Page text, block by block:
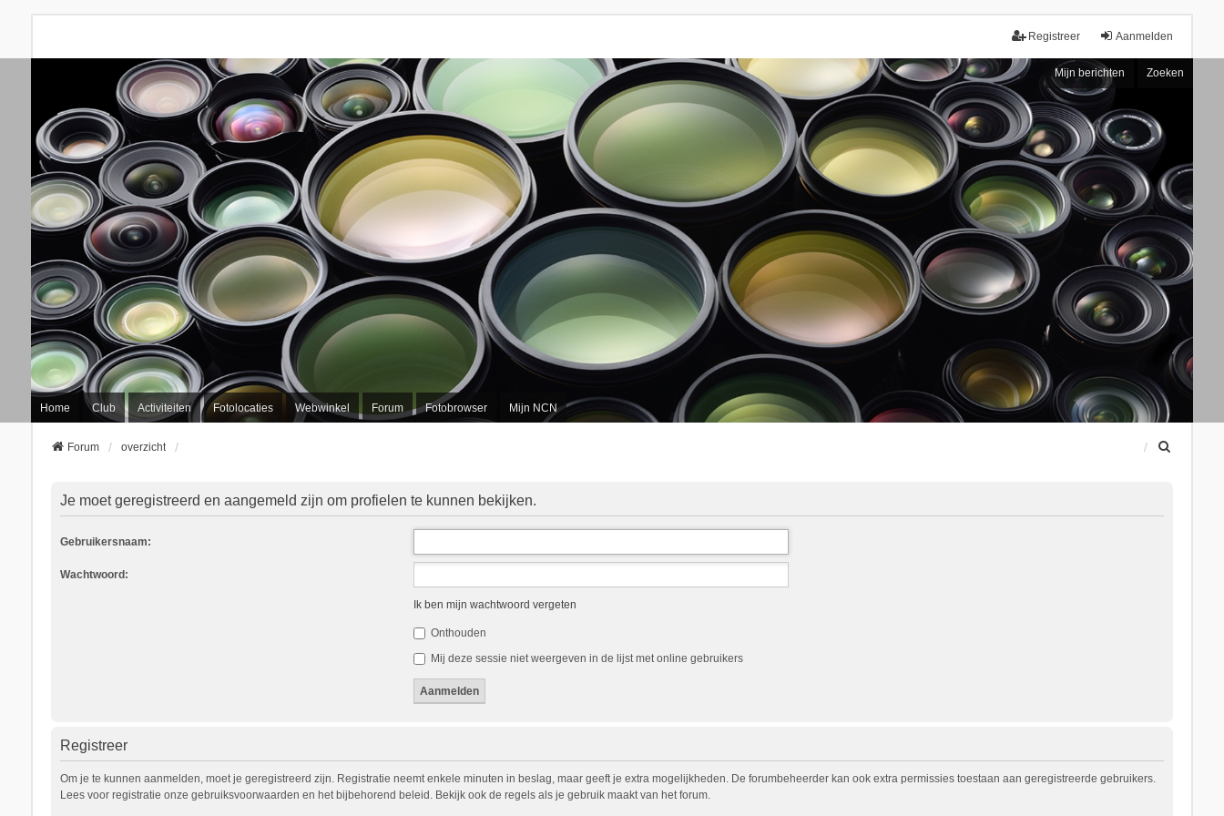
Aanmelden
Registreer
Mijn berichten Zoeken
Home Club Activiteiten Fotolocaties Webwinkel Forum Fotobrowser Mijn NCN
Forum overzicht
Je moet geregistreerd en aangemeld zijn om profielen te kunnen bekijken.
Gebruikersnaam:
Wachtwoord:
Ik ben mijn wachtwoord vergeten
Onthouden
Mij deze sessie niet weergeven in de lijst met online gebruikers
Registreer
Om je te kunnen aanmelden, moet je geregistreerd zijn. Registratie neemt enkele minuten in beslag, maar geeft je extra mogelijkheden. De forumbeheerder kan ook extra permissies toestaan aan geregistreerde gebruikers.
Lees voor registratie onze gebruiksvoorwaarden en het bijbehorend beleid. Bekijk ook de regels als je gebruik maakt van het forum.